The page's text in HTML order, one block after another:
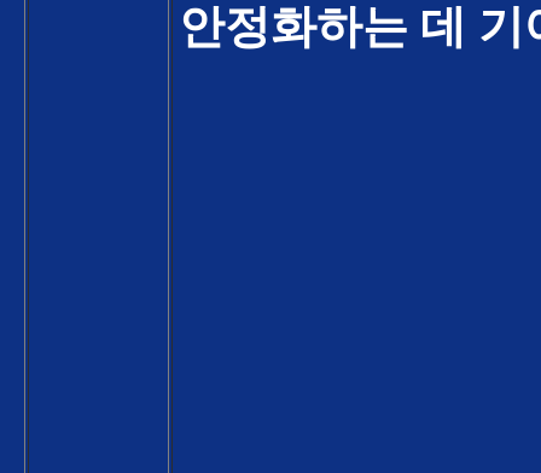
안정화하는 데 기